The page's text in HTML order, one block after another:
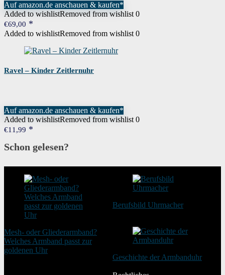
Auf amazon.de anschauen & kaufen*
Added to wishlistRemoved from wishlist 0
€69,00
Added to wishlistRemoved from wishlist 0
Ravel – Kinder Zeitlernuhr
Auf amazon.de anschauen & kaufen*
Added to wishlistRemoved from wishlist 0
€11,99
Schon gelesen?
Mesh- oder Gliederarmband?
Welches Armband passt zur
goldenen Uhr
Berufsbild Uhrmacher
Geschichte der Armbanduhr